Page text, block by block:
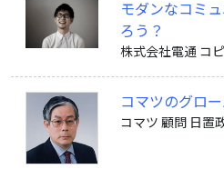
モダンなコミ
ろう？
株式会社電通 コ
コマツのグロ
コマツ 顧問 日置